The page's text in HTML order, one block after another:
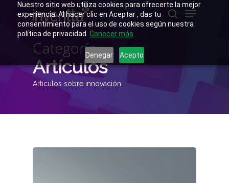
Nuestro sitio web utiliza cookies para ofrecerte la mejor
experiencia. Al hacer clic en Aceptar , das tu
consentimiento para el uso de cookies según nuestra
política de privacidad. Conocer más
Denegar Acepto
content
buscar
Menu
Categoría
Artículos
Artículos sobre innovación